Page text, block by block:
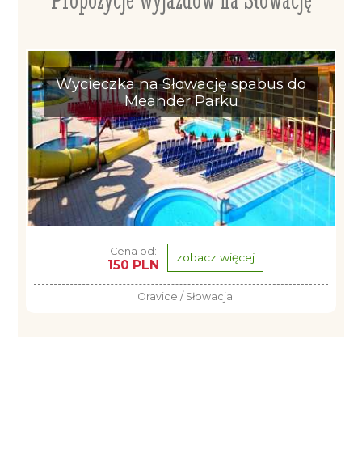
Wycieczka na Słowację spabus do
Meander Parku
Cena od:
150 PLN zobacz więcej
Oravice / Słowacja